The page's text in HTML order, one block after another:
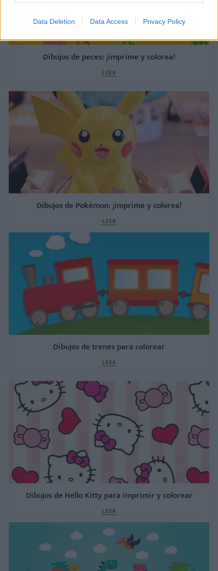
Data Deletion Data Access Privacy Policy
Dibujos de peces: ¡imprime y colorea!
LEER
Dibujos de Pokémon: ¡imprime y colorea!
LEER
Dibujos de trenes para colorear
LEER
Dibujos de Hello Kitty para imprimir y colorear
LEER